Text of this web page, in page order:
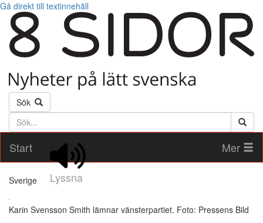
Gå direkt till textinnehåll
Sök
Söktext
Start
Lyssna
Mer
Sverige
Karin Svensson Smith lämnar vänsterpartiet. Foto: Pressens Bild